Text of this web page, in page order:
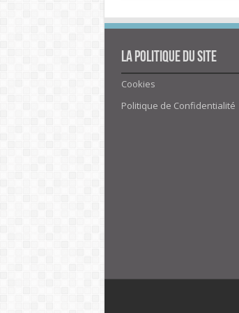
La politique du site
Cookies
Politique de Confidentialité